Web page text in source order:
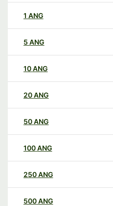
1 ANG
5 ANG
10ANG
20ANG
50ANG
100ANG
250ANG
500ANG